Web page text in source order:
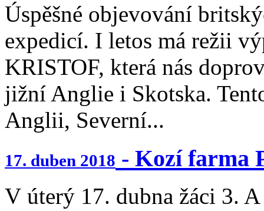
Úspěšné objevování
expedicí. I letos má režii
KRISTOF, která nás
jižní Anglie i Skotska.
Anglii, Severní...
17. duben 2018 - Kozí farma
V úterý 17. dubna žáci 3.